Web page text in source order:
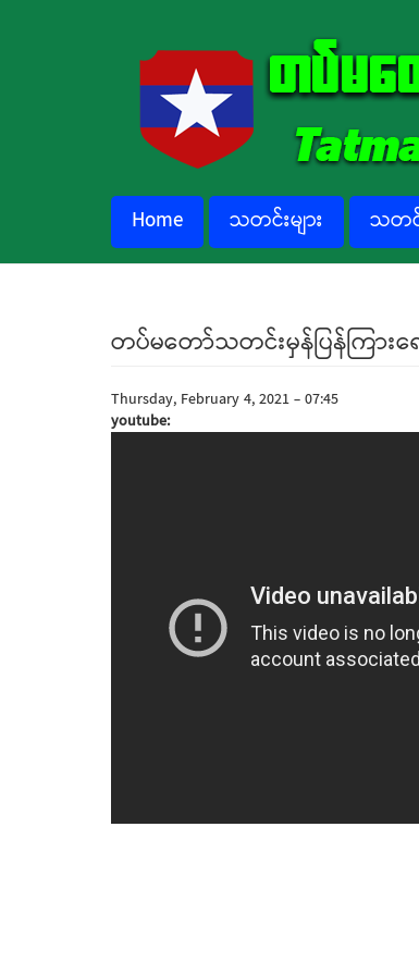
Home သတင်းများ သတင်
တပ်မတော်သတင်းမှန်ပြန်ကြားရ
Thursday, February 4, 2021 - 07:45
youtube: